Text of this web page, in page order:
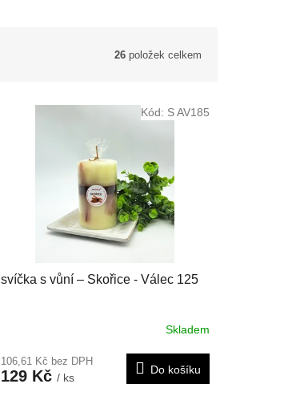
26 položek celkem
svíčka s vůní – Skořice - Válec 125
Skladem
106,61 Kč bez DPH
129 Kč / ks
Do košíku
Kód: S AV185